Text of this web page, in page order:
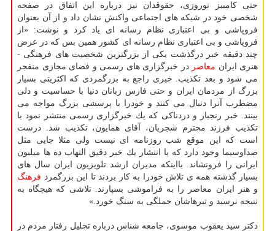
حتی كامبیز نوروزی، حقوقدان نیز درباره این اتفاق در صفحه
شخصی خود در شبكه های اجتماعی واكنش نشان داد و از آن بعنوان
فروپاشی و بی اعتباری نظام رسانه ای یاد كرد و نوشت: «از
فروپاشی و بی اعتباری نظام رسانه ای كشور همین بس كه در عرض
چند دقیقه خبر درگذشت یكی از بزرگترین شخصیت های فرهنگی -
هنری ایران معاصر در خبرگزاری های رسمی و فضای مجازی منفجر
می شود و بعد تكذیب. خبری راجع به بزرگمردی كه اكثریتی بسیار
بزرگ از مردمان ایران و حتی فارس زبانان دنیا با حساسیت و دلی
مضطرب آنرا دنبال می كنند و خودرا با پرسشی بزرگ مواجه می
بینند. خبر رنجبار و دردناكی كه یك خبرگزاری رسمی منتشر نمود با
تكذیب فرزند محترم شجریان، آقای همایون، تكذیب شد. درست
است كه این موقع شب روزنامه ای نیست ولی مثلا جایی مثل
صداوسیما وجود دارد كه با انتشار یك خبر دقیق التهاب ده ها میلیون
ایرانی را فرونشاند. بااینكه مدیران ارشد تلویزیون ایران سال های
بسیار گذشته همه ی تلاش خودرا به كار بردند تا این بزرگمرد فرهنگ
و هنر ایران معاصر را به فراموشی بسپارند. تلاشی كه هیچگاه به
نتیجه نرسید و تیرهاشان جملگی به سنگ خورد.»
دكتر سید یعقوب موسوی، جامعه شناس درباره تحلیل رفتار مردم در